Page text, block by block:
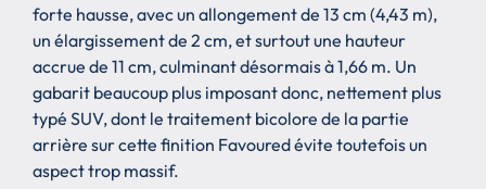
forte hausse, avec un allongement de 13 cm (4,43 m),
un élargissement de 2 cm, et surtout une hauteur
accrue de 11 cm, culminant désormais à 1,66 m. Un
gabarit beaucoup plus imposant donc, nettement plus
typé SUV, dont le traitement bicolore de la partie
arrière sur cette finition Favoured évite toutefois un
aspect trop massif.